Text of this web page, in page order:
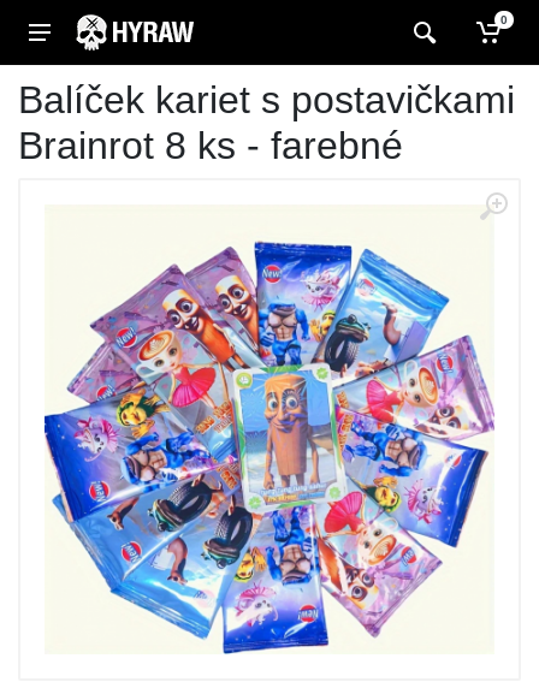
0
Balíček kariet s postavičkami
Brainrot 8 ks - farebné